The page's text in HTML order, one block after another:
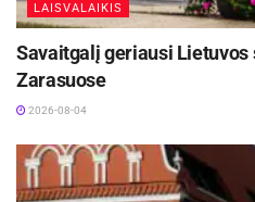
LAISVALAIKIS
Savaitgalį geriausi
Zarasuose
2026-08-04